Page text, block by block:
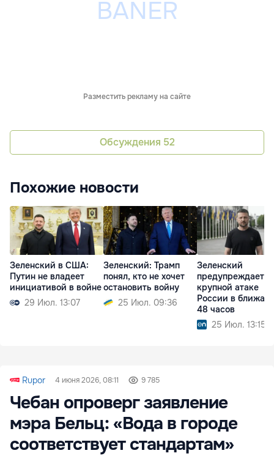
Разместить рекламу на сайте
Обсуждения 52
Похожие новости
Зеленский в США:
Путин не владеет
инициативой в войне
29 Июл. 13:07
Зеленский: Трамп
понял, кто не хочет
остановить войну
25 Июл. 09:36
Зеленский
предупреждает о
крупной атаке
России в
48 часов
25 Июл. 13:15
Rupor 4 июня 2026, 08:11 9 785
Чебан опроверг заявление
мэра Бельц: «Вода в городе
соответствует стандартам»